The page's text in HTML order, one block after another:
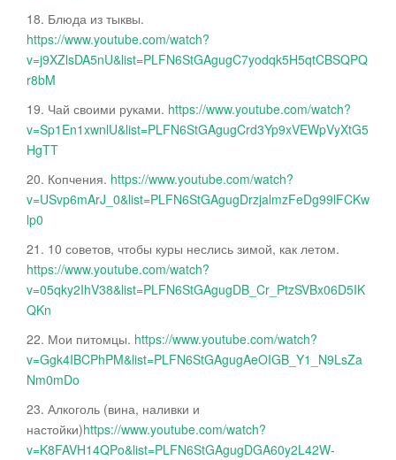
18. Блюда из тыквы.
https://www.youtube.com/watch?
v=j9XZlsDA5nU&list=PLFN6StGAgugC7yodqk5H5qtCBSQPQ
r8bM
19. Чай своими руками. https://www.youtube.com/watch?
v=Sp1En1xwnlU&list=PLFN6StGAgugCrd3Yp9xVEWpVyXtG5
HgTT
20. Копчения. https://www.youtube.com/watch?
v=USvp6mArJ_0&list=PLFN6StGAgugDrzjalmzFeDg99lFCKw
lp0
21. 10 советов, чтобы куры неслись зимой, как летом.
https://www.youtube.com/watch?
v=05qky2IhV38&list=PLFN6StGAgugDB_Cr_PtzSVBx06D5IK
QKn
22. Мои питомцы. https://www.youtube.com/watch?
v=Ggk4IBCPhPM&list=PLFN6StGAgugAeOIGB_Y1_N9LsZa
Nm0mDo
23. Алкоголь (вина, наливки и
настойки)https://www.youtube.com/watch?
v=K8FAVH14QPo&list=PLFN6StGAgugDGA60y2L42W-